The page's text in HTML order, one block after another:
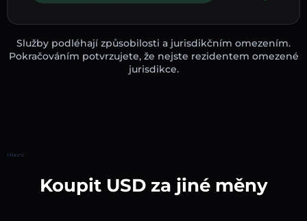
Služby podléhají způsobilosti a jurisdikčním omezením.
Pokračováním potvrzujete, že nejste rezidentem omezené
jurisdikce.
Hlavní
Koupit USD za jiné měny